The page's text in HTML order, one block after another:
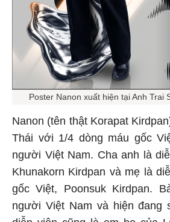
Poster Nanon xuất hiện tại Anh Trai
Nanon (tên thật Korapat
Thái với 1/4 dòng máu gốc
người Việt Nam. Cha anh là
Khunakorn Kirdpan và mẹ là
gốc Việt, Poonsuk Kirdpan.
người Việt Nam và hiện đang